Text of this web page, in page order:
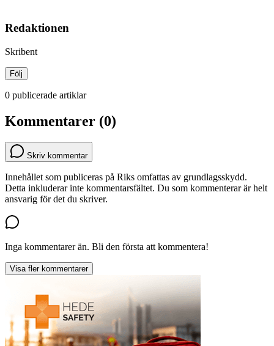
Redaktionen
Skribent
Följ
0 publicerade artiklar
Kommentarer (0)
Skriv kommentar
Innehållet som publiceras på Riks omfattas av grundlagsskydd.
Detta inkluderar inte kommentarsfältet. Du som kommenterar är helt
ansvarig för det du skriver.
Inga kommentarer än. Bli den första att kommentera!
Visa fler kommentarer